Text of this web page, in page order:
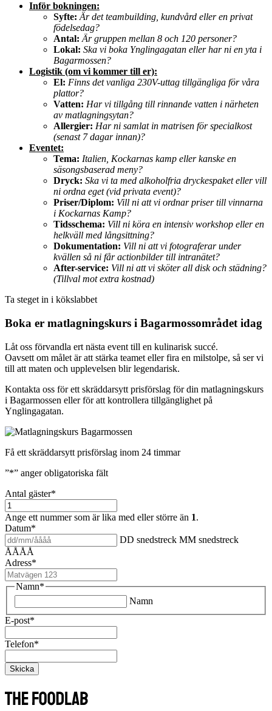
Inför bokningen:
Syfte: Är det teambuilding, kundvård eller en privat
födelsedag?
Antal: Är gruppen mellan 8 och 120 personer?
Lokal: Ska vi boka Ynglingagatan eller har ni en yta i
Bagarmossen?
Logistik (om vi kommer till er):
El: Finns det vanliga 230V-uttag tillgängliga för våra
plattor?
Vatten: Har vi tillgång till rinnande vatten i närheten
av matlagningsytan?
Allergier: Har ni samlat in matrisen för specialkost
(senast 7 dagar innan)?
Eventet:
Tema: Italien, Kockarnas kamp eller kanske en
säsongsbaserad meny?
Dryck: Ska vi ta med alkoholfria dryckespaket eller vill
ni ordna eget (vid privata event)?
Priser/Diplom: Vill ni att vi ordnar priser till vinnarna
i Kockarnas Kamp?
Tidsschema: Vill ni köra en intensiv workshop eller en
helkväll med långsittning?
Dokumentation: Vill ni att vi fotograferar under
kvällen så ni får actionbilder till intranätet?
After-service: Vill ni att vi sköter all disk och städning?
(Tillval mot extra kostnad)
Ta steget in i kökslabbet
Boka er matlagningskurs i Bagarmossområdet idag
Låt oss förvandla ert nästa event till en kulinarisk succé.
Oavsett om målet är att stärka teamet eller fira en milstolpe, så ser vi
till att maten och upplevelsen blir legendarisk.
Kontakta oss för ett skräddarsytt prisförslag för din matlagningskurs
i Bagarmossen eller för att kontrollera tillgänglighet på
Ynglingagatan.
Få ett skräddarsytt prisförslag inom 24 timmar
”*” anger obligatoriska fält
Antal gäster*
Ange ett nummer som är lika med eller större än 1.
Datum*
DD snedstreck MM snedstreck
ÅÅÅÅ
Adress*
Namn*
Namn
E-post*
Telefon*
Skicka